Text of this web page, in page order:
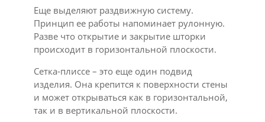
Еще выделяют раздвижную систему.
Принцип ее работы напоминает рулонную.
Разве что открытие и закрытие шторки
происходит в горизонтальной плоскости.
Сетка-плиссе – это еще один подвид
изделия. Она крепится к поверхности стены
и может открываться как в горизонтальной,
так и в вертикальной плоскости.